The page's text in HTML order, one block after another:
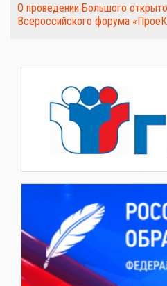
О проведении Большого
Всероссийского форума